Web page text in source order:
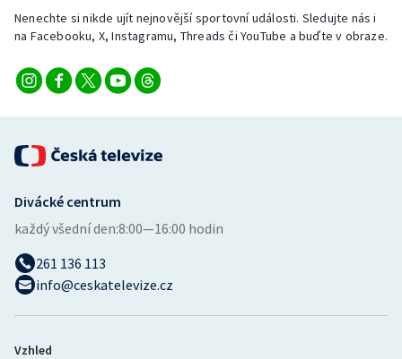
Nenechte si nikde ujít nejnovější sportovní události. Sledujte nás i
na Facebooku, X, Instagramu, Threads či YouTube a buďte v obraze.
Divácké centrum
každý všední den:8:00—16:00 hodin
261 136 113
info@ceskatelevize.cz
Vzhled